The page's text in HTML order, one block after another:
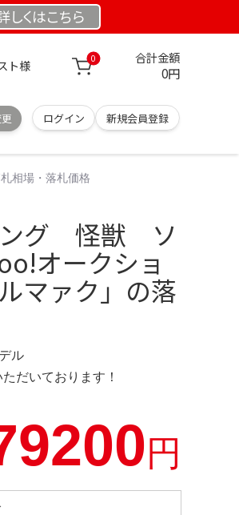
しくはこちら
ト様 0 合計金額
0円
ログイン 新規会員登録
相場・落札価格
ング 怪獣 ソ
オークショ
マァク」の落
ル
だいております！
円